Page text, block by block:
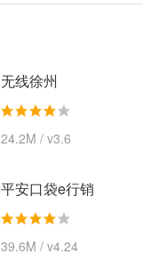
无线徐州
24.2M / v3.6
平安口袋e行销
39.6M / v4.24